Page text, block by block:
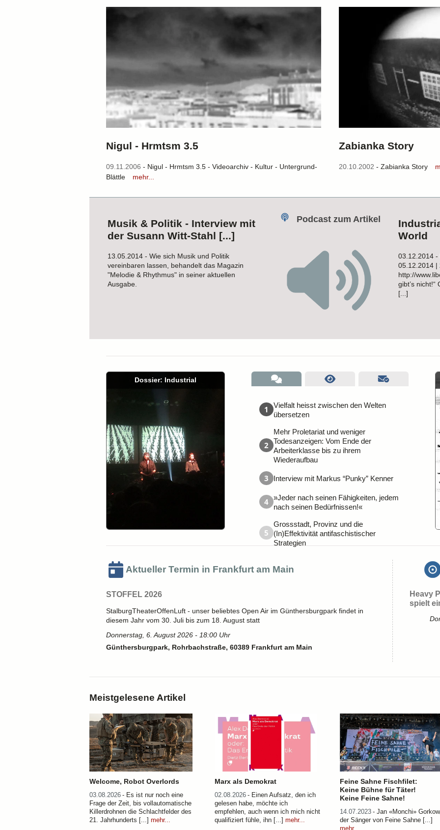
Nigul - Hrmtsm 3.5
09.11.2006 - Nigul - Hrmtsm 3.5 - Videoarchiv - Kultur - Untergrund-
Blättle
mehr...
Zabianka Story
20.10.2002 - Zabianka Story
Musik & Politik - Interview mit
der Susann Witt-Stahl [...]
13.05.2014 - Wie sich Musik und Politik
vereinbaren lassen, behandelt das Magazin
"Melodie & Rhythmus" in seiner aktuellen
Ausgabe.
Podcast zum Artikel
World
03.12.2014 -
05.12.2014 |
http://
gibt’s
[...]
Dossier: Industrial
1
Vielfalt heisst zwischen den Welten
übersetzen
2
Mehr Proletariat und weniger
Todesanzeigen: Vom Ende der
Arbeiterklasse bis zu ihrem
Wiederaufbau
3 Interview mit Markus “Punky” Kenner
4 »Jeder nach seinen Fähigkeiten, jedem
nach seinen Bedürfnissen!«
5
Grossstadt, Provinz und die
(In)Effektivität antifaschistischer
Strategien
Aktueller Termin in Frankfurt am Main
STOFFEL 2026
StalburgTheaterOffenLuft - unser beliebtes Open Air im Günthersburgpark findet in
diesem Jahr vom 30. Juli bis zum 18. August statt
Donnerstag, 6. August 2026 - 18:00 Uhr
Günthersburgpark, Rohrbachstraße, 60389 Frankfurt am Main
Heavy
spielt
Meistgelesene Artikel
Welcome, Robot Overlords
03.08.2026 - Es ist nur noch eine
Frage der Zeit, bis vollautomatische
Killerdrohnen die Schlachtfelder des
21. Jahrhunderts [...] mehr...
Marx als Demokrat
02.08.2026 - Einen Aufsatz, den ich
gelesen habe, möchte ich
empfehlen, auch wenn ich mich nicht
qualifiziert fühle, ihn [...] mehr...
Feine Sahne Fischfilet:
Keine Bühne für Täter!
Keine Feine Sahne!
14.07.2023 - Jan «Monchi» Gorkow,
der Sänger von Feine Sahne [...]
mehr...